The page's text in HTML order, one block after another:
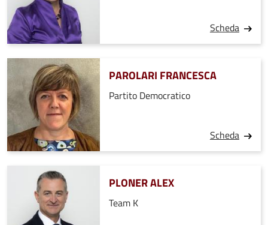
Scheda
PAROLARI FRANCESCA
Partito Democratico
Scheda
PLONER ALEX
Team K